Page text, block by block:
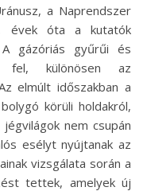
a Naprendszer
évek óta a kutatók
A gázóriás gyűrűi és
különösen az
elmúlt időszakban a
körüli holdakról,
nem csupán
esélyt nyújtanak az
vizsgálata során a
tettek, amelyek új